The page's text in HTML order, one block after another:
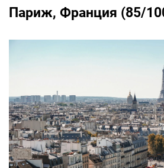
Париж, Франция (85/